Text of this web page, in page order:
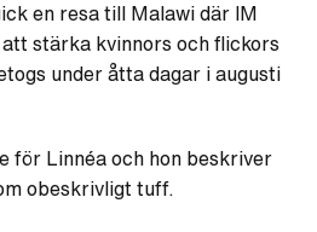
en resa till Malawi där IM
stärka kvinnors och flickors
under åtta dagar i augusti
för Linnéa och hon beskriver
obeskrivligt tuff.